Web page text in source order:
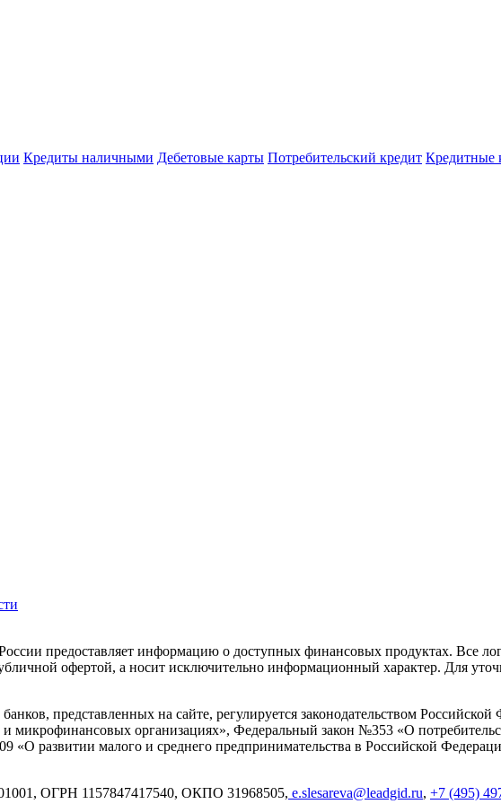
Кредиты наличными Дебетовые карты Потребительский кредит Кредитные
предоставляет информацию о доступных финансовых продуктах. Все
офертой, а носит исключительно информационный характер. Для
представленных на сайте, регулируется законодательством
микрофинансовых организациях», Федеральный закон №353 «О
развитии малого и среднего предпринимательства в Российской
ОГРН 1157847417540, ОКПО 31968505, e.slesareva@leadgid.ru, +7 (495)